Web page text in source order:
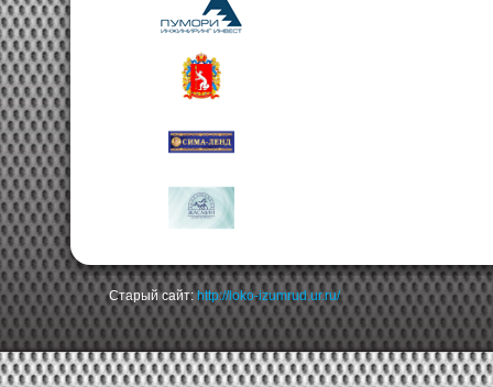
Старый сайт:http://loko-izumrud.ur.ru/